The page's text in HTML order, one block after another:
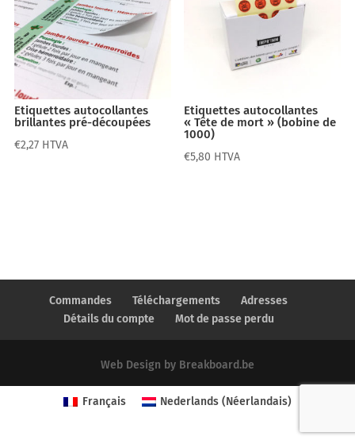
Etiquettes autocollantes
brillantes pré-découpées
€2,27 HTVA
Etiquettes autocollantes
« Tête de mort » (bobine de
1000)
€5,80 HTVA
Commandes Téléchargements
Adresses
Détails du compte
Mot de passe perdu
Web Design by Breakboard.be
Français Nederlands (Néerlandais)